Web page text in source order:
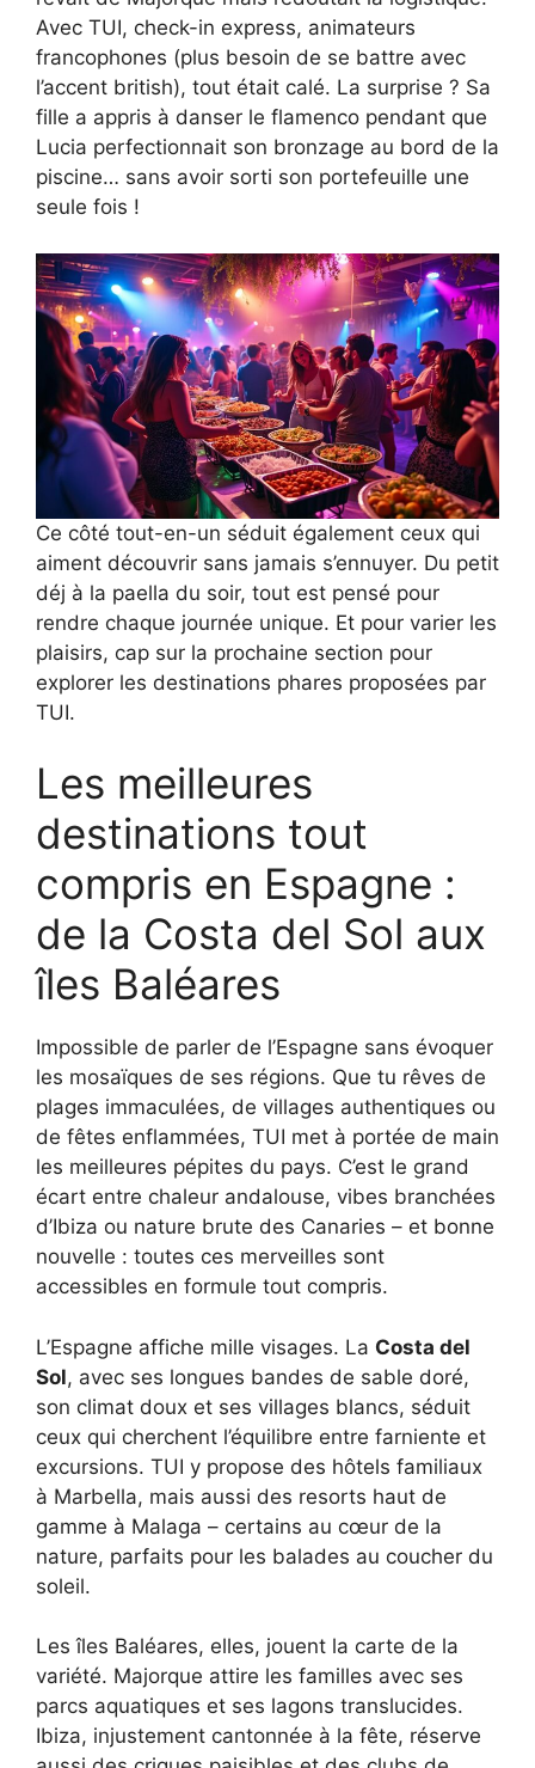
Avec TUI, check-in express, animateurs
francophones (plus besoin de se battre avec
l’accent british), tout était calé. La surprise ? Sa
fille a appris à danser le flamenco pendant que
Lucia perfectionnait son bronzage au bord de la
piscine… sans avoir sorti son portefeuille une
seule fois !
Ce côté tout-en-un séduit également ceux qui
aiment découvrir sans jamais s’ennuyer. Du petit
déj à la paella du soir, tout est pensé pour
rendre chaque journée unique. Et pour varier les
plaisirs, cap sur la prochaine section pour
explorer les destinations phares proposées par
TUI.
Les meilleures
destinations tout
compris en Espagne :
de la Costa del Sol aux
îles Baléares
Impossible de parler de l’Espagne sans évoquer
les mosaïques de ses régions. Que tu rêves de
plages immaculées, de villages authentiques ou
de fêtes enflammées, TUI met à portée de main
les meilleures pépites du pays. C’est le grand
écart entre chaleur andalouse, vibes branchées
d’Ibiza ou nature brute des Canaries – et bonne
nouvelle : toutes ces merveilles sont
accessibles en formule tout compris.
L’Espagne affiche mille visages. La Costa del
Sol, avec ses longues bandes de sable doré,
son climat doux et ses villages blancs, séduit
ceux qui cherchent l’équilibre entre farniente et
excursions. TUI y propose des hôtels familiaux
à Marbella, mais aussi des resorts haut de
gamme à Malaga – certains au cœur de la
nature, parfaits pour les balades au coucher du
soleil.
Les îles Baléares, elles, jouent la carte de la
variété. Majorque attire les familles avec ses
parcs aquatiques et ses lagons translucides.
Ibiza, injustement cantonnée à la fête, réserve